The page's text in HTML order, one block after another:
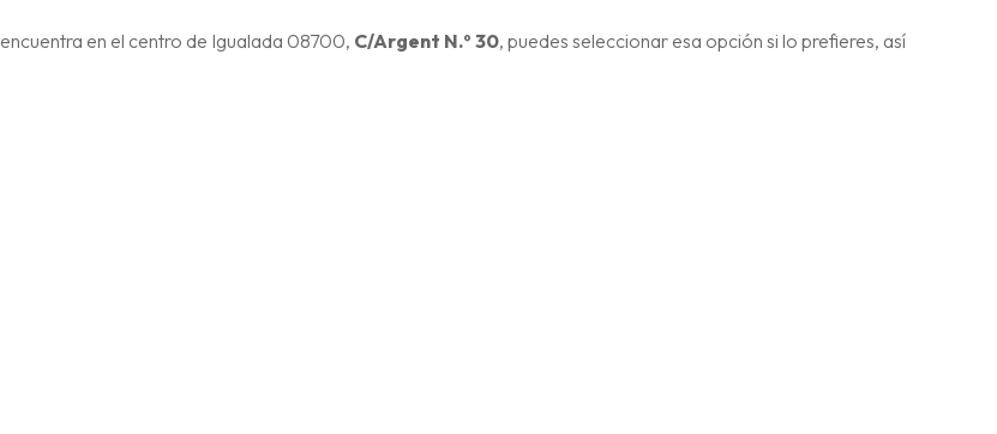
en el centro de Igualada 08700, C/Argent N.º 30, puedes seleccionar esa opción si lo prefieres, así